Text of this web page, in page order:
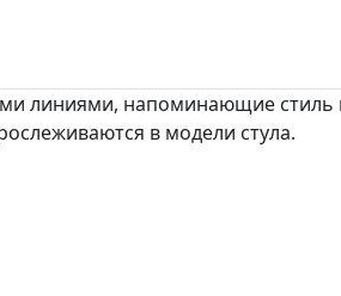
линиями, напоминающие стиль
в модели стула.